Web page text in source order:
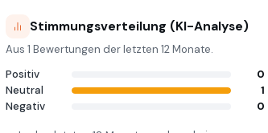
Stimmungsverteilung (KI-Analyse)
Aus 1 Bewertungen der letzten 12 Monate.
Positiv
0
Neutral
1
Negativ
0